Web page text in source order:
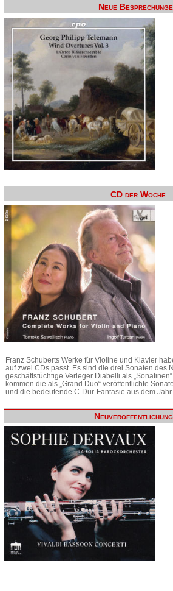
Neue
CD der Woche
Franz Schuberts Werke für Violine und Klavier
auf zwei CDs passt. Es sind die drei Sonaten des
geschäftstüchtige Verleger Diabelli als
kommen die als „Grand Duo“ veröffentlichte
und die bedeutende C-Dur-Fantasie aus dem Jahr